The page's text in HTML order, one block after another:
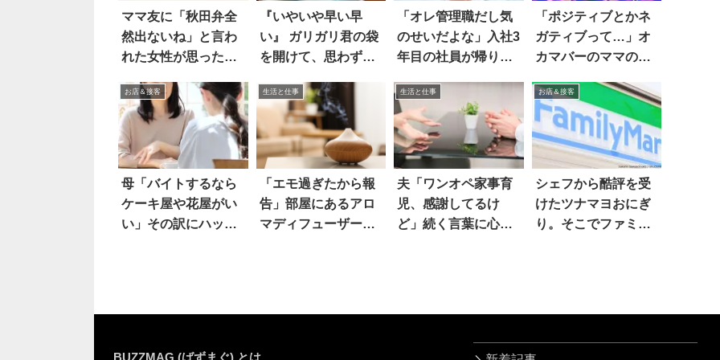
ママ友に「秋田弁全
然出ないね」と言わ
れた女性が思ったこ
『いやいや早い早
い』 ガリガリ君の袋
を開けて、思わず笑
「オレ管理職だし気
のせいだよな」入社3
年目の社員が帰り際
「ポジティブとかネ
ガティブって…」オ
カマバーのママの言
お店＆接客
母「バイトするなら
ケーキ屋や花屋がい
い」その訳にハッと
生活と仕事
「エモ過ぎたから報
告」部屋にあるアロ
マディフューザーの
生活と仕事
夫「ワンオペ家事育
児、感謝してるけ
ど」続く言葉に心を
お店＆接客
シェフから酷評を受
けたツナマヨおにぎ
り。そこでファミマ
BUZZMAG (ばずまぐ) とは…